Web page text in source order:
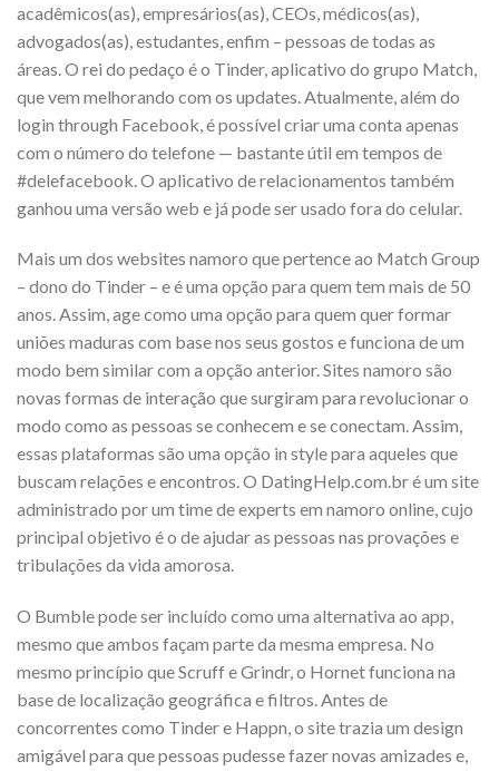
acadêmicos(as), empresários(as), CEOs, médicos(as),
advogados(as), estudantes, enfim – pessoas de todas as
áreas. O rei do pedaço é o Tinder, aplicativo do grupo Match,
que vem melhorando com os updates. Atualmente, além do
login through Facebook, é possível criar uma conta apenas
com o número do telefone — bastante útil em tempos de
#delefacebook. O aplicativo de relacionamentos também
ganhou uma versão web e já pode ser usado fora do celular.
Mais um dos websites namoro que pertence ao Match Group
– dono do Tinder – e é uma opção para quem tem mais de 50
anos. Assim, age como uma opção para quem quer formar
uniões maduras com base nos seus gostos e funciona de um
modo bem similar com a opção anterior. Sites namoro são
novas formas de interação que surgiram para revolucionar o
modo como as pessoas se conhecem e se conectam. Assim,
essas plataformas são uma opção in style para aqueles que
buscam relações e encontros. O DatingHelp.com.br é um site
administrado por um time de experts em namoro online, cujo
principal objetivo é o de ajudar as pessoas nas provações e
tribulações da vida amorosa.
O Bumble pode ser incluído como uma alternativa ao app,
mesmo que ambos façam parte da mesma empresa. No
mesmo princípio que Scruff e Grindr, o Hornet funciona na
base de localização geográfica e filtros. Antes de
concorrentes como Tinder e Happn, o site trazia um design
amigável para que pessoas pudesse fazer novas amizades e,